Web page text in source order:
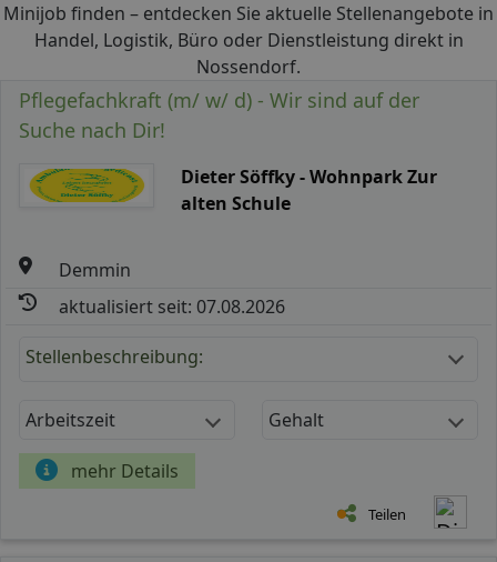
Minijob finden – entdecken Sie aktuelle Stellenangebote in
Handel, Logistik, Büro oder Dienstleistung direkt in
Nossendorf.
Pflegefachkraft (m/ w/ d) - Wir sind auf der
Suche nach Dir!
Dieter Söffky - Wohnpark Zur
alten Schule
Demmin
aktualisiert seit: 07.08.2026
Stellenbeschreibung:
Arbeitszeit Gehalt
mehr Details
Teilen